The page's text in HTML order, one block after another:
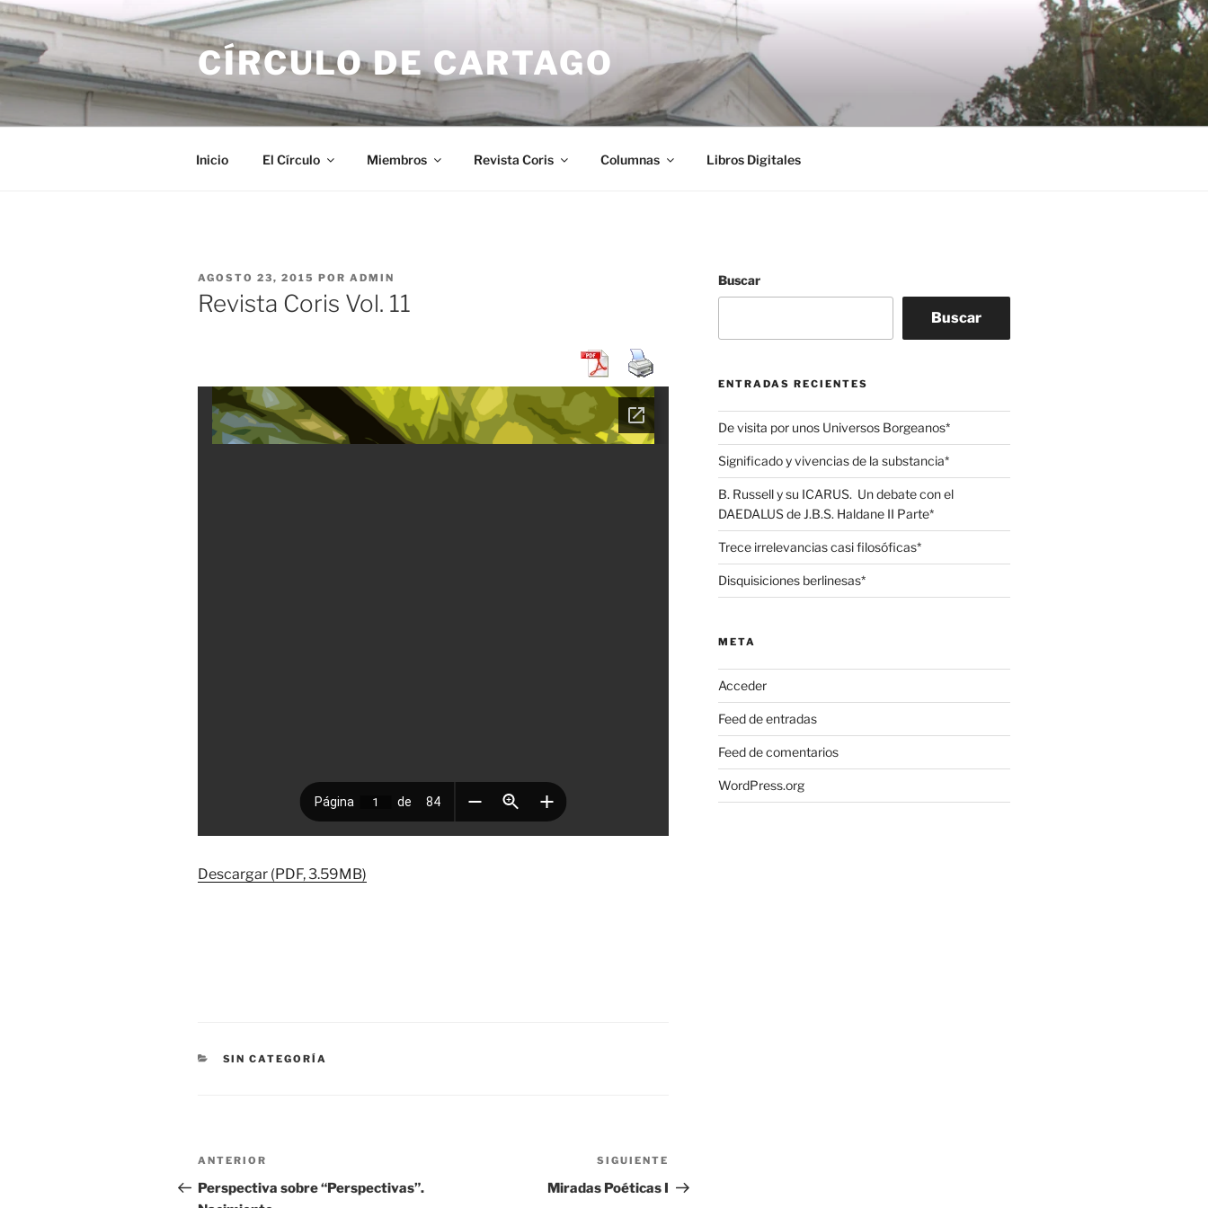
Saltar
al
contenido
CÍRCULO DE CARTAGO
Inicio El Círculo Miembros Revista Coris Columnas Libros Digitales
PUBLICADO
EL
AGOSTO 23, 2015 POR ADMIN
Revista Coris Vol. 11
Descargar (PDF, 3.59MB)
CATEGORÍAS
SIN CATEGORÍA
Navegación
de
Entrada
anterior:
ANTERIOR
Perspectiva sobre “Perspectivas”.
entrada
SIGUIENTE
Miradas Poéticas I
Buscar
Buscar
ENTRADAS RECIENTES
De visita por unos Universos Borgeanos*
Significado y vivencias de la substancia*
B. Russell y su ICARUS. Un debate con el
DAEDALUS de J.B.S. Haldane II Parte*
Trece irrelevancias casi filosóficas*
Disquisiciones berlinesas*
META
Acceder
Feed de entradas
Feed de comentarios
WordPress.org